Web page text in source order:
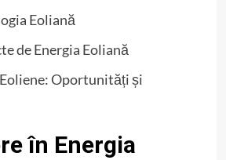
Eoliană
de Energia Eoliană
Oportunități și
în Energia